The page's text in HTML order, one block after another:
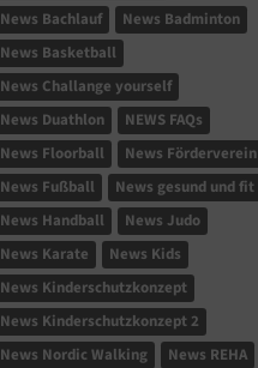
News Bachlauf
News Badminton
News Basketball
News Challange yourself
News Duathlon
NEWS FAQs
News Floorball
News Förderverein
News Fußball
News gesund und fit
News Handball
News Judo
News Karate
News Kids
News Kinderschutzkonzept
News Kinderschutzkonzept 2
News Nordic Walking
News REHA